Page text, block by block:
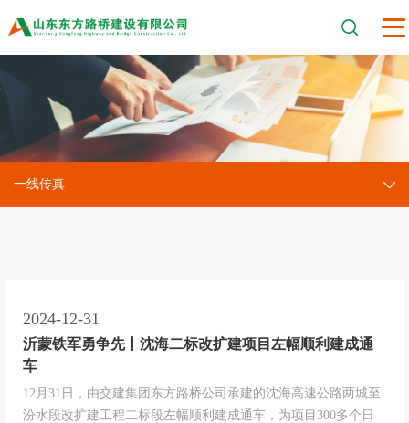
一线传真
2024-12-31
沂蒙铁军勇争先丨沈海二标改扩建项目左幅顺利建成通
车
12月31日，由交建集团东方路桥公司承建的沈海高速公路两城至
汾水段改扩建工程二标段左幅顺利建成通车，为项目300多个日